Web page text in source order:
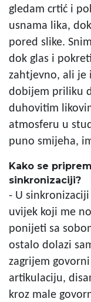
gledam crtić i
usnama lika,
pored slike.
dok glas i
zahtjevno, ali je
dobijem priliku
duhovitim
atmosferu u
puno smijeha,
Kako se
sinkronizaciji?
- U
uvijek koji me
ponijeti sa
ostalo dolazi
zagrijem
artikulaciju,
kroz male